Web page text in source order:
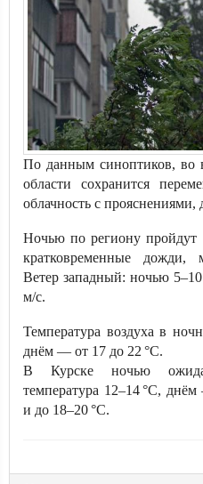
По данным синоптиков, во
области сохранится
облачность с
Ночью по региону
кратковременные дожди,
Ветер западный: ночью
м/с.
Температура воздуха в
днём — от 17 до 22 °C.
В Курске ночью
температура 12–14 °C,
и до 18–20 °C.